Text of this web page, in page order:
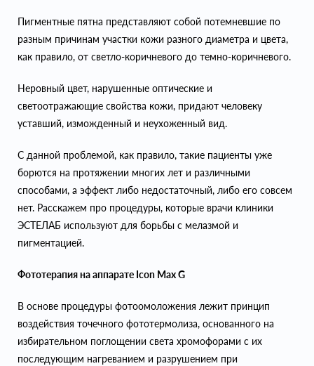
Пигментные пятна представляют собой потемневшие по
разным причинам участки кожи разного диаметра и цвета,
как правило, от светло-коричневого до темно-коричневого.
Неровный цвет, нарушенные оптические и
светоотражающие свойства кожи, придают человеку
уставший, изможденный и неухоженный вид.
С данной проблемой, как правило, такие пациенты уже
борются на протяжении многих лет и различными
способами, а эффект либо недостаточный, либо его совсем
нет. Расскажем про процедуры, которые врачи клиники
ЭСТЕЛАБ используют для борьбы с мелазмой и
пигментацией.
Фототерапия на аппарате Icon Max G
В основе процедуры фотоомоложения лежит принцип
воздействия точечного фототермолиза, основанного на
избирательном поглощении света хромофорами с их
последующим нагреванием и разрушением при